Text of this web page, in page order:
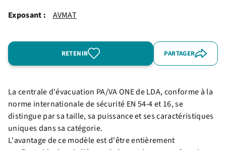
Exposant : AVMAT
RETENIR PARTAGER
La centrale d'évacuation PA/VA ONE de LDA, conforme à la
norme internationale de sécurité EN 54-4 et 16, se
distingue par sa taille, sa puissance et ses caractéristiques
uniques dans sa catégorie.
L'avantage de ce modèle est d'être entièrement